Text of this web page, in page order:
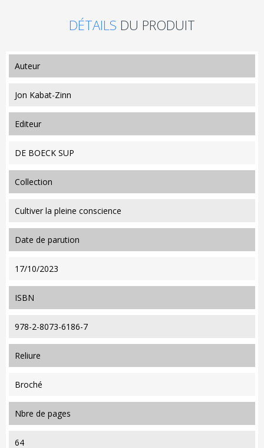
DÉTAILS DU PRODUIT
auteur
Jon Kabat-Zinn
editeur
DE BOECK SUP
collection
Cultiver la pleine conscience
date de parution
17/10/2023
ISBN
978-2-8073-6186-7
reliure
Broché
nbre de pages
64